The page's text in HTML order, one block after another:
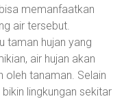
memanfaatkan
air tersebut.
taman hujan yang
air hujan akan
oleh tanaman. Selain
lingkungan sekitar